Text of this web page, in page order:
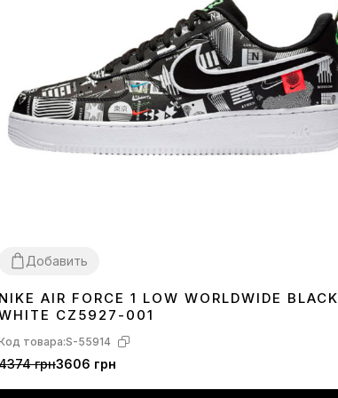
Добавить
3840 4142 434445
AIR FORCE 1 LOW WORLDWIDE BLACK
CZ5927-001
товара:S-55914
грн3606 грн